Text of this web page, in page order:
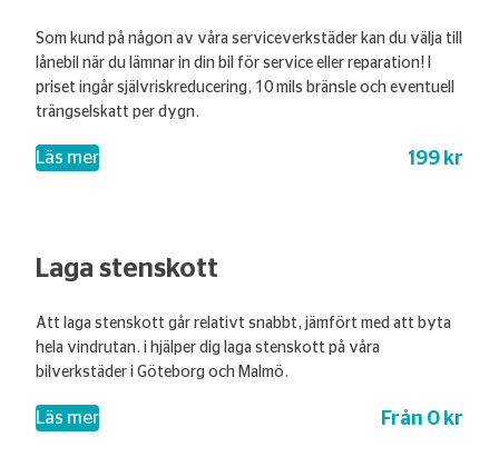
Som kund på någon av våra serviceverkstäder kan du välja till
lånebil när du lämnar in din bil för service eller reparation! I
priset ingår självriskreducering, 10 mils bränsle och eventuell
trängselskatt per dygn.
Läs mer– Lånebil 199 kr
Laga stenskott
Att laga stenskott går relativt snabbt, jämfört med att byta
hela vindrutan. i hjälper dig laga stenskott på våra
bilverkstäder i Göteborg och Malmö.
Läs mer– Laga stenskott Från 0 kr